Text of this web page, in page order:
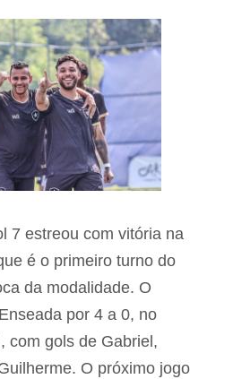
7 estreou com vitória na
é o primeiro turno do
da modalidade. O
por 4 a 0, no
com gols de Gabriel,
O próximo jogo